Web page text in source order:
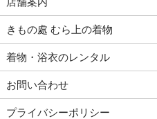
きもの處 むら上の着物
着物・浴衣のレンタル
お問い合わせ
プライバシーポリシー